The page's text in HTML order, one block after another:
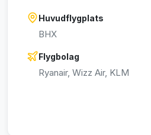
Huvudflygplats
BHX
Flygbolag
Ryanair, Wizz Air, KLM